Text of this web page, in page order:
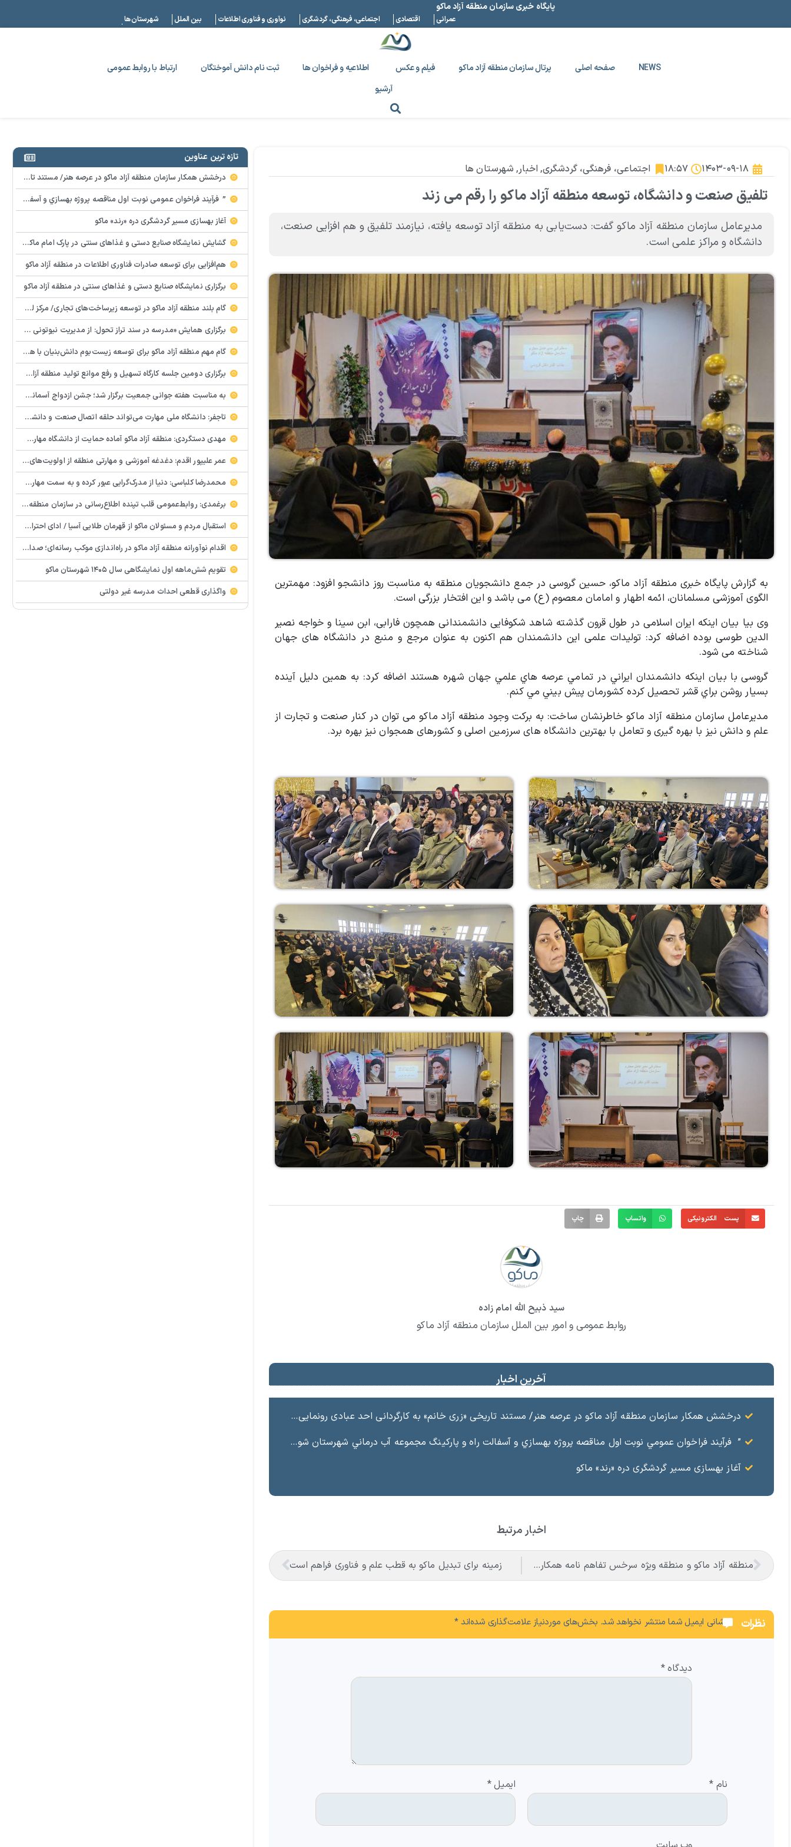
پایگاه خبری سازمان منطقه آزاد ماکو
عمرانی اقتصادی اجتماعی، فرهنگی، گردشگری نوآوری و فناوری اطلاعات بین الملل شهرستان ها
NEWS صفحه اصلی پرتال سازمان منطقه آزاد ماکو فیلم و عکس اطلاعیه و فراخوان ها ثبت نام دانش آموختگان
ارتباط با روابط عمومی
آرشیو
۱۴۰۳-۰۹-۱۸ ۱۸:۵۷ اجتماعی، فرهنگی، گردشگری, اخبار, شهرستان ها
تلفیق صنعت و دانشگاه، توسعه منطقه آزاد ماکو را رقم می زند
مدیرعامل سازمان منطقه آزاد ماکو گفت: دست‌یابی به منطقه آزاد توسعه یافته، نیازمند تلفیق و هم افزایی صنعت،
دانشگاه و مراکز علمی است.
به گزارش پایگاه خبری منطقه آزاد ماکو،‌ حسین گروسی در جمع دانشجویان منطقه به مناسبت روز دانشجو افزود: مهمترین
الگوی آموزشی مسلمانان، ائمه اطهار و امامان معصوم (ع) می باشد و این افتخار بزرگی است.
وی بیا بیان اینکه ایران اسلامی در طول قرون گذشته شاهد شکوفایی دانشمندانی همچون فارابی،‌ ابن سینا و خواجه نصیر
الدین طوسی بوده اضافه کرد: تولیدات علمی این دانشمندان هم اکنون به عنوان مرجع و منبع در دانشگاه های جهان
شناخته می شود.
گروسی با بیان اینکه دانشمندان ايراني در تمامي عرصه هاي علمي جهان شهره هستند اضافه کرد: به همين دليل آينده
بسيار روشن براي قشر تحصيل كرده كشورمان پيش بيني مي كنم.
مدیرعامل سازمان منطقه آزاد ماکو خاطرنشان ساخت: به برکت وجود منطقه آزاد ماکو می توان در کنار صنعت و تجارت از
علم و دانش نیز با بهره گیری و تعامل با بهترین دانشگاه های سرزمین اصلی و کشورهای همجوان نیز بهره برد.
پست الکترونیکی واتساپ چاپ
سید ذبیح الله امام زاده
روابط عمومی و امور بین الملل سازمان منطقه آزاد ماکو
آخرین اخبار
درخشش همکار سازمان منطقه آزاد ماکو در عرصه هنر/ مستند تاریخی «زری خانم» به کارگردانی احد عبادی رونمایی شد
” فرآيند فراخوان عمومي نوبت اول مناقصه پروژه بهسازي و آسفالت راه و پاركينگ مجموعه آب درماني شهرستان شوط منطقه آزاد ماكو “
آغاز بهسازی مسیر گردشگری دره «رند» ماکو
اخبار مرتبط
منطقه آزاد ماکو و منطقه ویژه سرخس تفاهم نامه همکاری امضا کردند زمینه برای تبدیل ماکو به قطب علم و فناوری فراهم است
نظرات نشانی ایمیل شما منتشر نخواهد شد. بخش‌های موردنیاز علامت‌گذاری شده‌اند*
دیدگاه*
نام* ایمیل*
تازه ترین عناوین
درخشش همکار سازمان منطقه آزاد ماکو در عرصه هنر/ مستند تاریخی «زری خانم» به کارگردانی احد عبادی رونمایی شد
” فرآيند فراخوان عمومي نوبت اول مناقصه پروژه بهسازي و آسفالت راه و پاركينگ مجموعه آب درماني شهرستان شوط منطقه آزاد ماكو “
آغاز بهسازی مسیر گردشگری دره «رند» ماکو
گشایش نمایشگاه صنایع دستی و غذاهای سنتی در پارک امام ماکو با محوریت توانمندسازی زنان
هم‌افزایی برای توسعه صادرات فناوری اطلاعات در منطقه آزاد ماکو
برگزاری نمایشگاه صنایع دستی و غذاهای سنتی در منطقه آزاد ماکو
گام بلند منطقه آزاد ماکو در توسعه زیرساخت‌های تجاری/ مرکز لجستیک مرزی بازرگان تصویب شد
️برگزاری همایش «مدرسه در سند تراز تحول: از مدیریت نیوتونی به رهبری کوانتومی» با مشارکت سازمان منطقه آزاد ماکو
گام مهم منطقه آزاد ماکو برای توسعه زیست‌بوم دانش‌بنیان با همکاری مرکز نوآوری و شتابدهنده‌های استارتاپ
برگزاری دومین جلسه کارگاه تسهیل و رفع موانع تولید منطقه آزاد ماکو
به مناسبت هفته جوانی جمعیت برگزار شد؛ جشن ازدواج آسمانی و ازدواج آسان در شهرستان پلدشت
تاجفر: دانشگاه ملی مهارت می‌تواند حلقه اتصال صنعت و دانشگاه باشد
مهدی دستگردی: منطقه آزاد ماکو آماده حمایت از دانشگاه مهارت‌محور است
عمر علیپور اقدم: دغدغه آموزشی و مهارتی منطقه از اولویت‌های اصلی ماست
محمدرضا کلباسی: دنیا از مدرک‌گرایی عبور کرده و به سمت مهارت حرکت می‌کند
برغمدی: روابط‌عمومی قلب تپنده اطلاع‌رسانی در سازمان منطقه آزاد ماکو است
استقبال مردم و مسئولان ماکو از قهرمان طلایی آسیا / ادای احترام ابوالفضل پیشه‌ور به شهدای گمنام
اقدام نوآورانه منطقه آزاد ماکو در راه‌اندازی موکب رسانه‌ای؛ صدای مردم از دل تجمعات طنین‌انداز شد
تقویم شش‌ماهه اول نمایشگاهی سال ۱۴۰۵ شهرستان ماکو
واگذاری قطعی احداث مدرسه غیر دولتی